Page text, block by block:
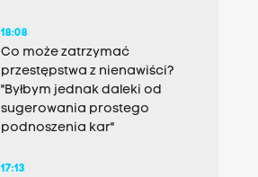
18:08
Co może zatrzymać
przestępstwa z nienawiści?
"Byłbym jednak daleki od
sugerowania prostego
podnoszenia kar"
17:13